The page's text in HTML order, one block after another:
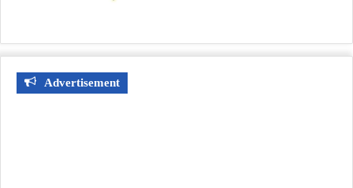
Advertisement